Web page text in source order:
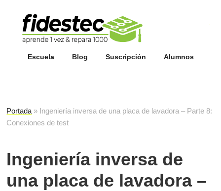
Escuela Blog Suscripción Alumnos
Portada » Ingeniería inversa de una placa de lavadora – Parte 8:
Conexiones de test
Ingeniería inversa de
una placa de lavadora –